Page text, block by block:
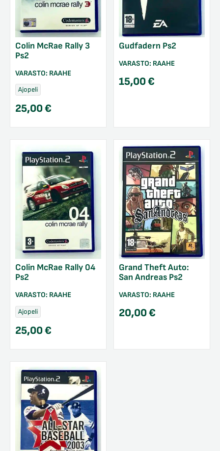
Colin McRae Rally 3
Ps2
VARASTO: RAAHE
Ajopeli
25,00€
Gudfadern Ps2
VARASTO: RAAHE
15,00€
Colin McRae Rally 04
Ps2
VARASTO: RAAHE
Ajopeli
25,00€
Grand Theft Auto:
San Andreas Ps2
VARASTO: RAAHE
20,00€